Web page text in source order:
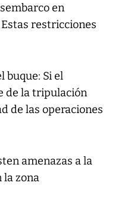
en
restricciones
buque: Si el
de la tripulación
de las operaciones
amenazas a la
la zona